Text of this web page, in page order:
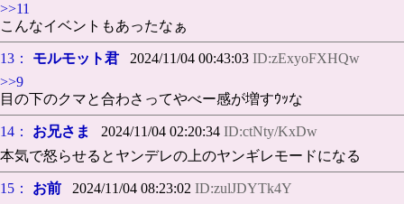
>>11
こんなイベントもあったなぁ
13： モルモット君 2024/11/04 00:43:03 ID:zExyoFXHQw
>>9
目の下のクマと合わさってやべー感が増すｳｯな
14： お兄さま 2024/11/04 02:20:34 ID:ctNty/KxDw
本気で怒らせるとヤンデレの上のヤンギレモードになる
15： お前 2024/11/04 08:23:02 ID:zulJDYTk4Y